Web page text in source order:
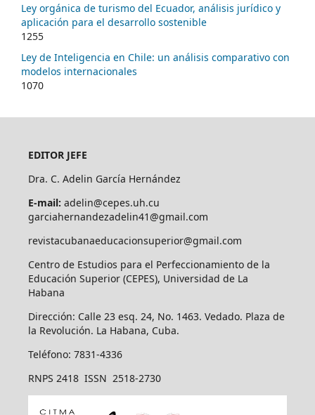
Ley orgánica de turismo del Ecuador, análisis jurídico y
aplicación para el desarrollo sostenible
1255
Ley de Inteligencia en Chile: un análisis comparativo con
modelos internacionales
1070
EDITOR JEFE
Dra. C. Adelin García Hernández
E-mail: adelin@cepes.uh.cu
garciahernandezadelin41@gmail.com
revistacubanaeducacionsuperior@gmail.com
Centro de Estudios para el Perfeccionamiento de la
Educación Superior (CEPES), Universidad de La
Habana
Dirección: Calle 23 esq. 24, No. 1463. Vedado. Plaza de
la Revolución. La Habana, Cuba.
Teléfono: 7831-4336
RNPS 2418 ISSN 2518-2730